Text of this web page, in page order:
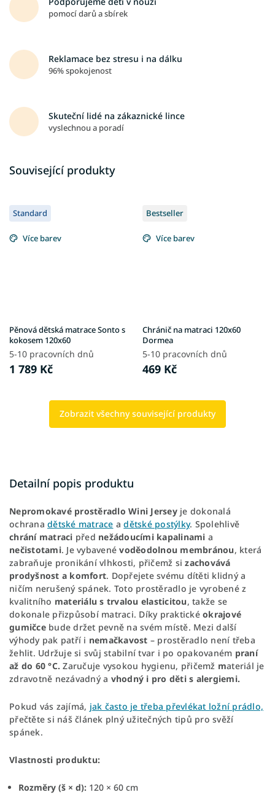
pomocí darů a sbírek
Reklamace bez stresu i na dálku
96% spokojenost
Skuteční lidé na zákaznické lince
vyslechnou a poradí
Související produkty
Standard
Více barev
Pěnová dětská matrace Sonto s
kokosem 120x60
5-10 pracovních dnů
1 789 Kč
Bestseller
Více barev
Chránič na matraci 120x60
Dormea
5-10 pracovních dnů
469 Kč
Zobrazit všechny související produkty
Detailní popis produktu
Nepromokavé prostěradlo Wini Jerseyje dokonalá
ochrana dětské matrace adětské postýlky. Spolehlivě
chrání matraci před nežádoucími kapalinami a
nečistotami. Je vybavenévoděodolnou membránou, která
zabraňuje pronikání vlhkosti, přičemž sizachovává
prodyšnost a komfort. Dopřejete svému dítěti klidný a
ničím nerušený spánek. Toto prostěradlo je vyrobené z
kvalitního materiálu s trvalou elasticitou, takže se
dokonale přizpůsobí matraci. Díky praktické okrajové
gumičcebude držet pevně na svém místě. Mezi další
výhody pak patří i nemačkavost – prostěradlo není třeba
žehlit. Udržuje si svůj stabilní tvar i po opakovaném praní
až do 60 °C. Zaručuje vysokou hygienu, přičemž materiál je
zdravotně nezávadný a vhodný i pro děti s alergiemi.
Pokud vás zajímá, jak často je třeba převlékat ložní prádlo,
přečtěte si náš článek plný užitečných tipů pro svěží
spánek.
Vlastnosti produktu:
Rozměry (š × d): 120 × 60 cm